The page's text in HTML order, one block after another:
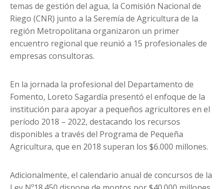
temas de gestión del agua, la Comisión Nacional de
Riego (CNR) junto a la Seremía de Agricultura de la
región Metropolitana organizaron un primer
encuentro regional que reunió a 15 profesionales de
empresas consultoras.
En la jornada la profesional del Departamento de
Fomento, Loreto Sagardía presentó el enfoque de la
institución para apoyar a pequeños agricultores en el
período 2018 – 2022, destacando los recursos
disponibles a través del Programa de Pequeña
Agricultura, que en 2018 superan los $6.000 millones.
Adicionalmente, el calendario anual de concursos de la